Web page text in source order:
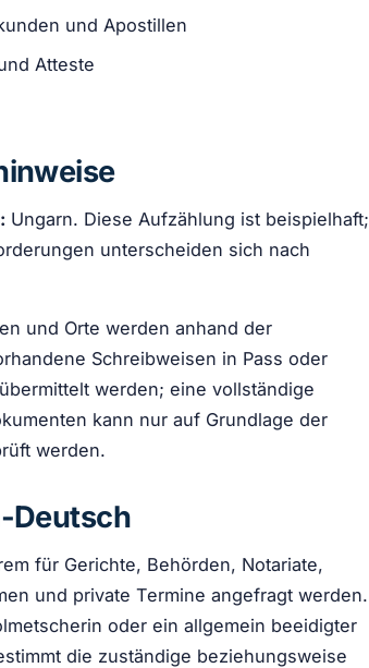
und Apostillen
Atteste
Ungarn. Diese Aufzählung ist beispielhaft;
unterscheiden sich nach
und Orte werden anhand der
Schreibweisen in Pass oder
werden; eine vollständige
kann nur auf Grundlage der
werden.
Deutsch
für Gerichte, Behörden, Notariate,
und private Termine angefragt werden.
oder ein allgemein beeidigter
die zuständige beziehungsweise